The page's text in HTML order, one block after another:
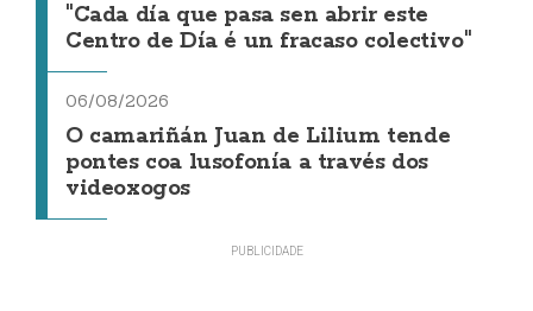
"Cada día que pasa sen abrir este
Centro de Día é un fracaso colectivo"
06/08/2026
O camariñán Juan de Lilium tende
pontes coa lusofonía a través dos
videoxogos